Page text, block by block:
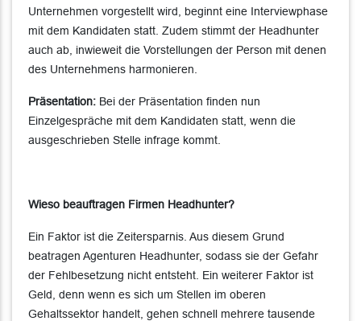
Unternehmen vorgestellt wird, beginnt eine Interviewphase
mit dem Kandidaten statt. Zudem stimmt der Headhunter
auch ab, inwieweit die Vorstellungen der Person mit denen
des Unternehmens harmonieren.
Präsentation: Bei der Präsentation finden nun
Einzelgespräche mit dem Kandidaten statt, wenn die
ausgeschrieben Stelle infrage kommt.
Wieso beauftragen Firmen Headhunter?
Ein Faktor ist die Zeitersparnis. Aus diesem Grund
beatragen Agenturen Headhunter, sodass sie der Gefahr
der Fehlbesetzung nicht entsteht. Ein weiterer Faktor ist
Geld, denn wenn es sich um Stellen im oberen
Gehaltssektor handelt, gehen schnell mehrere tausende